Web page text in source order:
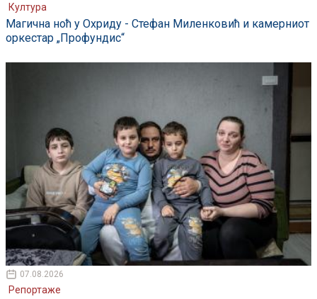
Култура
Магична ноћ у Охриду - Стефан Миленковић и камерниот
оркестар „Профундис“
07.08.2026
Репортаже